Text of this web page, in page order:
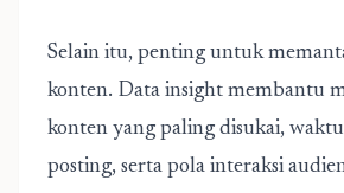
Selain itu, penting untuk
konten. Data insight membantu
konten yang paling disukai,
posting, serta pola interaksi